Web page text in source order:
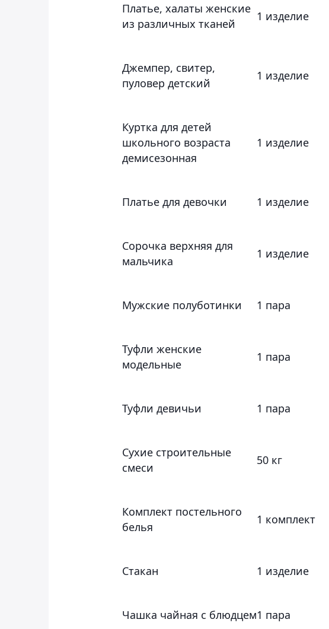
Платье, халаты женские
из различных тканей
1 изделие
Джемпер, свитер,
пуловер детский
1 изделие
Куртка для детей
школьного возраста
демисезонная
1 изделие
Платье для девочки 1 изделие
Сорочка верхняя для
мальчика
1 изделие
Мужские полуботинки 1 пара
Туфли женские
модельные
1 пара
Туфли девичьи 1 пара
Сухие строительные
смеси
50 кг
Комплект постельного
белья
1 комплект
Стакан 1 изделие
Чашка чайная с блюдцем1 пара